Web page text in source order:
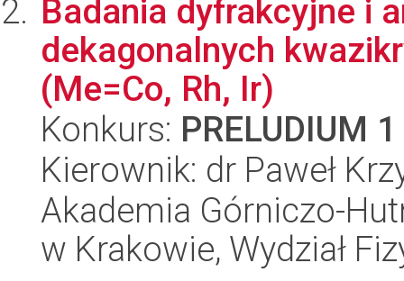
Badania dyfrakcyjne i
dekagonalnych
(Me=Co, Rh, Ir)
Konkurs: PRELUDIUM 1
Kierownik: dr Paweł
Akademia Górniczo-
w Krakowie, Wydział